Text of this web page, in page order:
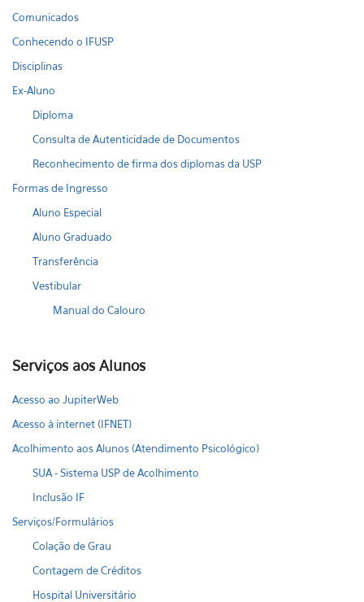
Comunicados
Conhecendo o IFUSP
Disciplinas
Ex-Aluno
Diploma
Consulta de Autenticidade de Documentos
Reconhecimento de firma dos diplomas da USP
Formas de Ingresso
Aluno Especial
Aluno Graduado
Transferência
Vestibular
Manual do Calouro
Serviços aos Alunos
Acesso ao JupiterWeb
Acesso à internet (IFNET)
Acolhimento aos Alunos (Atendimento Psicológico)
SUA - Sistema USP de Acolhimento
Inclusão IF
Serviços/Formulários
Colação de Grau
Contagem de Créditos
Hospital Universitário